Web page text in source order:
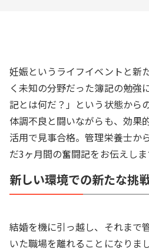
妊娠というライフイベントと新
く未知の分野だった簿記の勉強
記とは何だ？」という状態から
体調不良と闘いながらも、効果
活用で見事合格。管理栄養士か
だ3ヶ月間の奮闘記をお伝えしま
新しい環境での新たな挑
結婚を機に引っ越し、それまで
いた職場を離れることになりま